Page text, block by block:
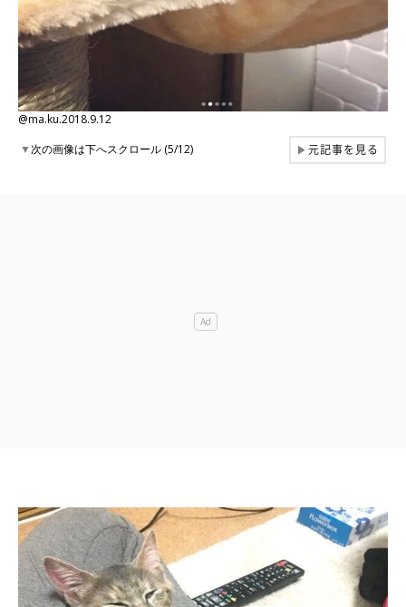
@ma.ku.2018.9.12
▼次の画像は下へスクロール (5/12) ▶元記事を見る